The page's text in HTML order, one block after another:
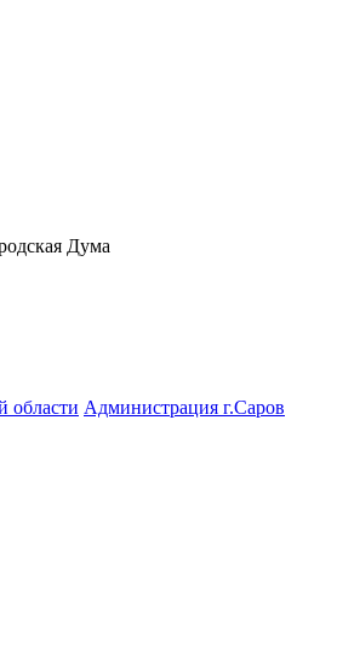
Дума
области Администрация г.Саров